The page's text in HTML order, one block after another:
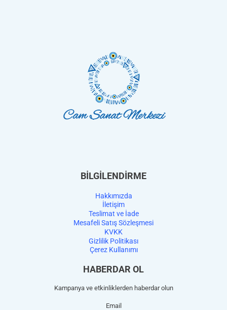
BİLGİLENDİRME
Hakkımızda
İletişim
Teslimat ve İade
Mesafeli Satış Sözleşmesi
KVKK
Gizlilik Politikası
Çerez Kullanımı
HABERDAR OL
Kampanya ve etkinliklerden haberdar olun
Email